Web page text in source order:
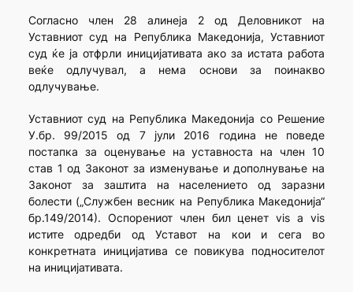
Согласно член 28 алинеја 2 од Деловникот на
Уставниот суд на Република Македонија, Уставниот
суд ќе ја отфрли иницијативата ако за истата работа
веќе одлучувал, а нема основи за поинакво
одлучување.
Уставниот суд на Република Македонија со Решение
У.бр. 99/2015 од 7 јули 2016 година не поведе
постапка за оценување на уставноста на член 10
став 1 од Законот за изменување и дополнување на
Законот за заштита на населението од заразни
болести („Службен весник на Република Македонија“
бр.149/2014). Оспорениот член бил ценет vis a vis
истите одредби од Уставот на кои и сега во
конкретната иницијатива се повикува подносителот
на иницијативата.